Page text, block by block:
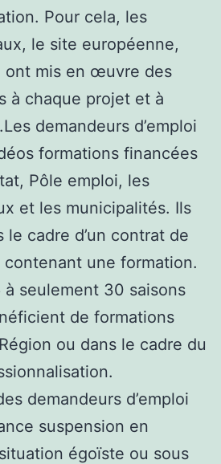
Pour cela, les
le site européenne,
ont mis en œuvre des
à chaque projet et à
demandeurs d’emploi
formations financées
Pôle emploi, les
et les municipalités. Ils
le cadre d’un contrat de
une formation.
à seulement 30 saisons
de formations
ou dans le cadre du
demandeurs d’emploi
suspension en
égoïste ou sous